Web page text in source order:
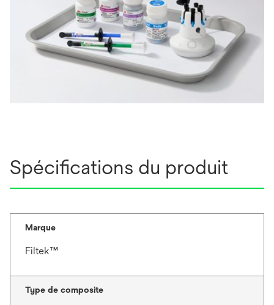
Spécifications du produit
Marque
Filtek™
Type de composite